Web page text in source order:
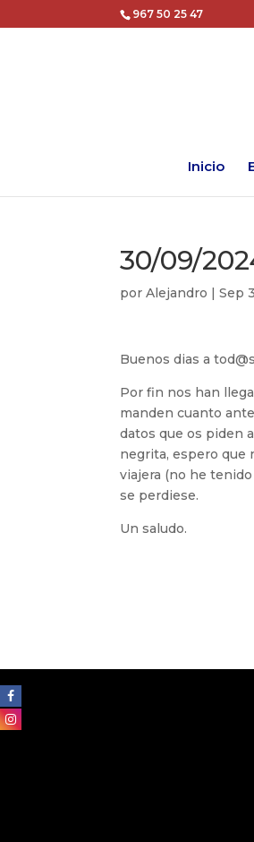
967 50 25 47
Inicio
30/09/
porAlejandro |Sep
Buenos dias a
Por fin nos han
manden cuanto
datos que os piden
negrita, espero que
viajera (no he
se perdiese.
Un saludo.